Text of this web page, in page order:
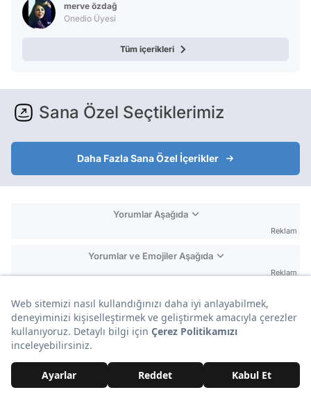
merve özdağ
Onedio Üyesi
Tüm içerikleri
Sana Özel Seçtiklerimiz
Daha Fazla Sana Özel İçerikler
Yorumlar Aşağıda
Reklam
Yorumlar ve Emojiler Aşağıda
Reklam
BU İÇERİĞE EMOJİYLE TEPKİ VER!